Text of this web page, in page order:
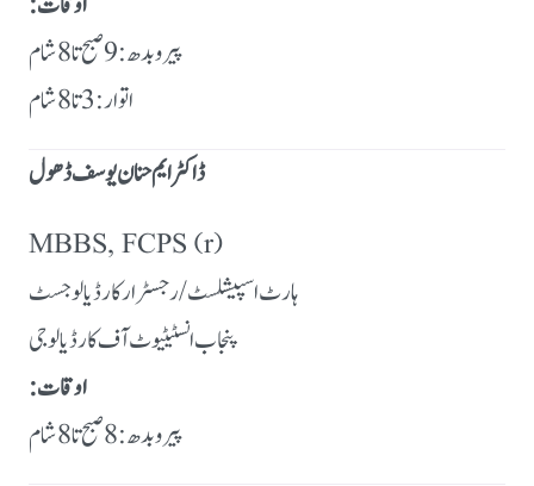
پیر و بدھ: 9 صبح تا 8 شام
اتوار: 3 تا 8 شام
ڈاکٹر ایم حنان یوسف ڈھول
MBBS, FCPS (r)
ہارٹ اسپیشلسٹ / رجسٹرار کارڈیالوجسٹ
پنجاب انسٹیٹیوٹ آف کارڈیالوجی
اوقات:
پیر و بدھ: 8 صبح تا 8 شام